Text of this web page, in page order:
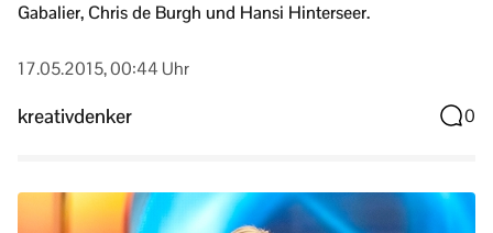
Gabalier, Chris de Burgh und Hansi Hinterseer.
17.05.2015, 00:44 Uhr
kreativdenker 0